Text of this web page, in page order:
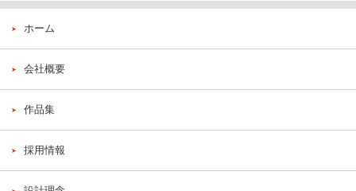
ホーム
会社概要
作品集
採用情報